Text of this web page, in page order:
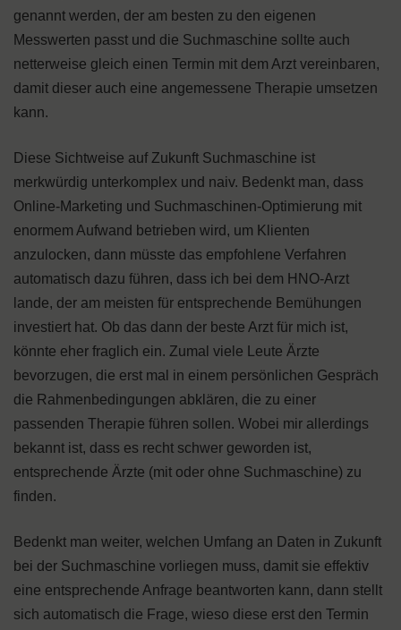
genannt werden, der am besten zu den eigenen
Messwerten passt und die Suchmaschine sollte auch
netterweise gleich einen Termin mit dem Arzt vereinbaren,
damit dieser auch eine angemessene Therapie umsetzen
kann.
Diese Sichtweise auf Zukunft Suchmaschine ist
merkwürdig unterkomplex und naiv. Bedenkt man, dass
Online-Marketing und Suchmaschinen-Optimierung mit
enormem Aufwand betrieben wird, um Klienten
anzulocken, dann müsste das empfohlene Verfahren
automatisch dazu führen, dass ich bei dem HNO-Arzt
lande, der am meisten für entsprechende Bemühungen
investiert hat. Ob das dann der beste Arzt für mich ist,
könnte eher fraglich ein. Zumal viele Leute Ärzte
bevorzugen, die erst mal in einem persönlichen Gespräch
die Rahmenbedingungen abklären, die zu einer
passenden Therapie führen sollen. Wobei mir allerdings
bekannt ist, dass es recht schwer geworden ist,
entsprechende Ärzte (mit oder ohne Suchmaschine) zu
finden.
Bedenkt man weiter, welchen Umfang an Daten in Zukunft
bei der Suchmaschine vorliegen muss, damit sie effektiv
eine entsprechende Anfrage beantworten kann, dann stellt
sich automatisch die Frage, wieso diese erst den Termin